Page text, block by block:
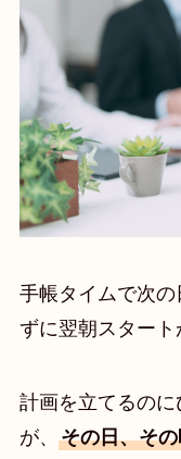
手帳タイムで次
ずに翌朝スタート
計画を立てるの
が、 その日、そ